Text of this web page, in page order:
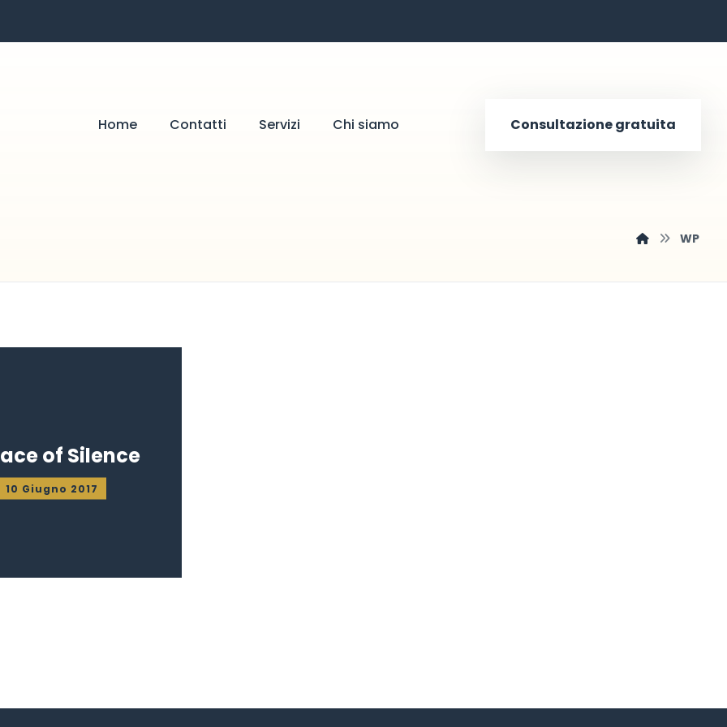
Consultazione gratuita
Home Contatti Servizi Chi siamo
WP
of Silence
10 Giugno 2017